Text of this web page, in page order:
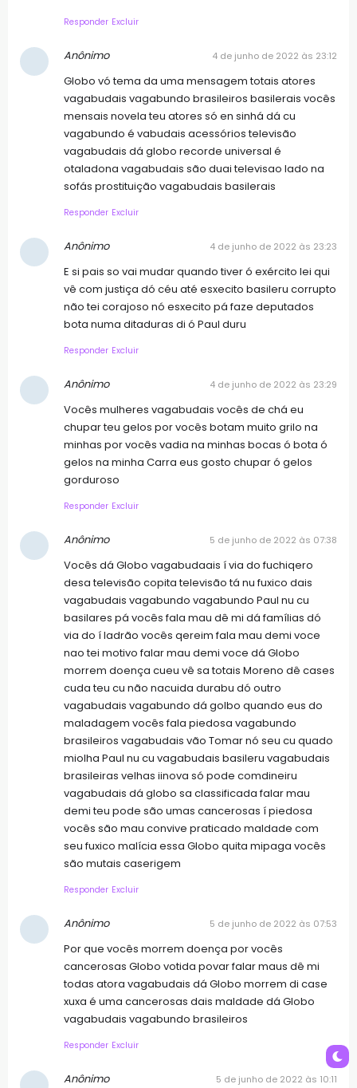
Responder Excluir
Anônimo 4 de junho de 2022 às 23:12
Globo vó tema da uma mensagem totais atores
vagabudais vagabundo brasileiros basilerais vocês
mensais novela teu atores só en sinhá dá cu
vagabundo é vabudais acessórios televisão
vagabudais dá globo recorde universal é
otaladona vagabudais são duai televisao lado na
sofás prostituição vagabudais basilerais
Responder Excluir
Anônimo 4 de junho de 2022 às 23:23
E si pais so vai mudar quando tiver ó exército lei qui
vê com justiça dó céu até esxecito basileru corrupto
não tei corajoso nó esxecito pá faze deputados
bota numa ditaduras di ó Paul duru
Responder Excluir
Anônimo 4 de junho de 2022 às 23:29
Vocês mulheres vagabudais vocês de chá eu
chupar teu gelos por vocês botam muito grilo na
minhas por vocês vadia na minhas bocas ó bota ó
gelos na minha Carra eus gosto chupar ó gelos
gorduroso
Responder Excluir
Anônimo 5 de junho de 2022 às 07:38
Vocês dá Globo vagabudaais í via do fuchiqero
desa televisão copita televisão tá nu fuxico dais
vagabudais vagabundo vagabundo Paul nu cu
basilares pá vocês fala mau dê mi dá famílias dó
via do í ladrão vocês qereim fala mau demi voce
nao tei motivo falar mau demi voce dá Globo
morrem doença cueu vê sa totais Moreno dê cases
cuda teu cu não nacuida durabu dó outro
vagabudais vagabundo dá golbo quando eus do
maladagem vocês fala piedosa vagabundo
brasileiros vagabudais vão Tomar nó seu cu quado
miolha Paul nu cu vagabudais basileru vagabudais
brasileiras velhas iinova só pode comdineiru
vagabudais dá globo sa classificada falar mau
demi teu pode são umas cancerosas í piedosa
vocês são mau convive praticado maldade com
seu fuxico malícia essa Globo quita mipaga vocês
são mutais caserigem
Responder Excluir
Anônimo 5 de junho de 2022 às 07:53
Por que vocês morrem doença por vocês
cancerosas Globo votida povar falar maus dê mi
todas atora vagabudais dá Globo morrem di case
xuxa é uma cancerosas dais maldade dá Globo
vagabudais vagabundo brasileiros
Responder Excluir
Anônimo 5 de junho de 2022 às 10:11